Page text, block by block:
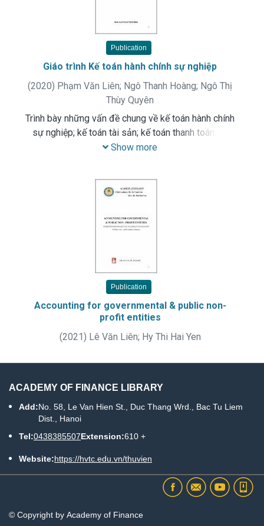
Publication
Giáo trình Kế toán hành chính sự nghiệp
(2020) Phạm Văn Liên; Ngô Thanh Hoàng; Ngô Thị
Thùy Quyên
Trình bày những vấn đề chung về kế toán hành chính
sự nghiệp; kế toán tài sản; kế toán thanh toán; kế
toán hoạt động hành chính sự nghiệp; kế toán hoạt
động khác
Show more
Publication
Accounting for governmental & public non-
profit entities
(2021 ) Lê Văn Liên; Hy Thi Hai Yen
ACADEMY OF FINANCE LIBRARY
Add:No. 58, Le Van Hien St., Duc Thang Wrd., Bac Tu Liem
Dist., Hanoi
Tel:0438385507Extension:610 +
Website:https://hvtc.edu.vn/thuvien
© Copyright by Academy of Finance